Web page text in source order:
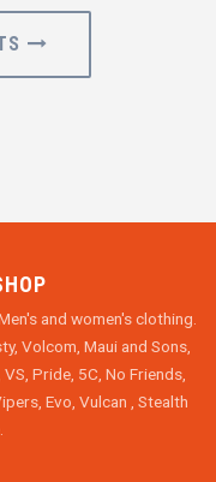
and women's clothing.
Volcom, Maui and Sons,
Pride, 5C, No Friends,
Evo, Vulcan , Stealth